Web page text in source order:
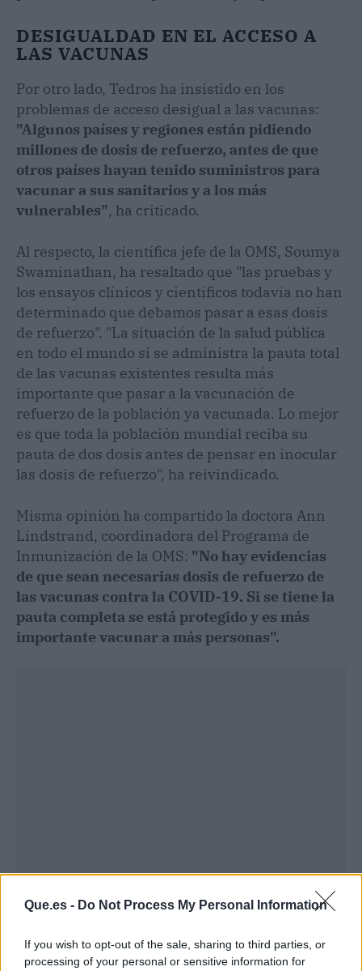
Que.es - Do Not Process My Personal Information
If you wish to opt-out of the sale, sharing to third parties, or
processing of your personal or sensitive information for
DESIGUALDAD EN EL ACCESO A
LAS VACUNAS
Por otro lado, Tedros ha insistido en los
problemas de acceso desigual a las vacunas:
"Algunos países y regiones están pidiendo
millones de dosis de refuerzo, antes de que
otros países hayan tenido suministros para
vacunar a sus sanitarios y a los más
vulnerables", ha criticado.
Al respecto, la científica jefe de la OMS, Soumya
Swaminathan, ha resaltado que "las pruebas y
los ensayos clínicos y científicos todavía no han
determinado que debamos pasar a esas dosis
de refuerzo". "La situación de la salud pública
en todo el mundo si se administra la pauta total
de las vacunas existentes resulta más
importante que pasar a la vacunación de
refuerzo de la población ya vacunada. Lo mejor
es que toda la población mundial reciba su
pauta de dos dosis antes de pensar en inocular
las dosis de refuerzo", ha reivindicado.
Misma opinión ha compartido la doctora Ann
Lindstrand, coordinadora del Programa de
Inmunización de la OMS: "No hay evidencias
de que sean necesarias dosis de refuerzo de
las vacunas contra la COVID-19. Si se tiene la
pauta completa se está protegido y es más
importante vacunar a más personas".
Publicidad